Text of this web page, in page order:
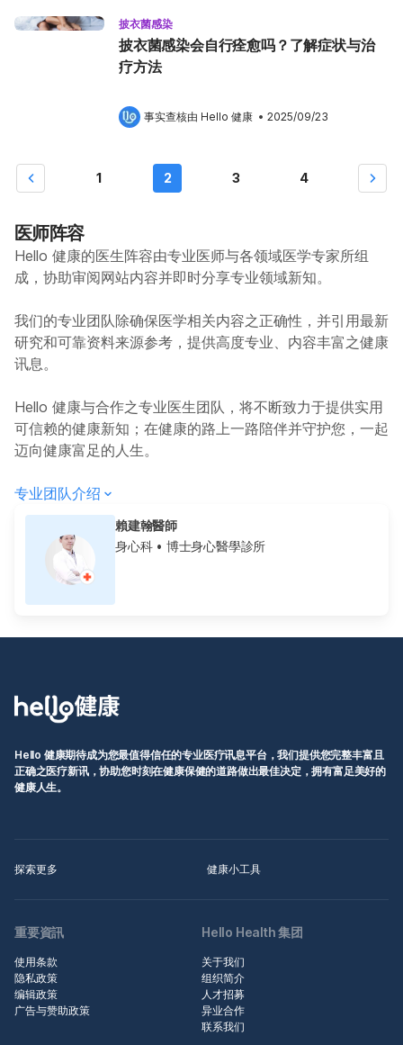
披衣菌感染
披衣菌感染会自行痊愈吗？了解症状与治
疗方法
事实查核由 Hello 健康 • 2025/09/23
1 2 3 4
医师阵容
Hello 健康的医生阵容由专业医师与各领域医学专家所组
成，协助审阅网站内容并即时分享专业领域新知。
我们的专业团队除确保医学相关内容之正确性，并引用最新
研究和可靠资料来源参考，提供高度专业、内容丰富之健康
讯息。
Hello 健康与合作之专业医生团队，将不断致力于提供实用
可信赖的健康新知；在健康的路上一路陪伴并守护您，一起
迈向健康富足的人生。
专业团队介绍
賴建翰醫師
身心科• 博士身心醫學診所
Hello 健康期待成为您最值得信任的专业医疗讯息平台，我们提供您完整丰富且
正确之医疗新讯，协助您时刻在健康保健的道路做出最佳决定，拥有富足美好的
健康人生。
探索更多 健康小工具
重要資訊
使用条款
隐私政策
编辑政策
广告与赞助政策
Hello Health 集团
关于我们
组织简介
人才招募
异业合作
联系我们